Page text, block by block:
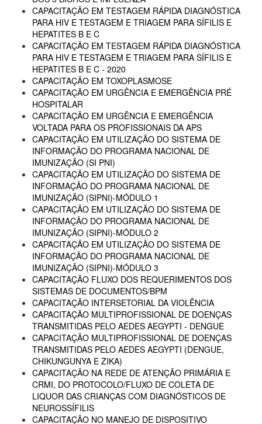
CAPACITAÇÃO EM TESTAGEM RÁPIDA DIAGNÓSTICA
PARA HIV E TESTAGEM E TRIAGEM PARA SÍFILIS E
HEPATITES B E C
CAPACITAÇÃO EM TESTAGEM RÁPIDA DIAGNÓSTICA
PARA HIV E TESTAGEM E TRIAGEM PARA SÍFILIS E
HEPATITES B E C - 2020
CAPACITAÇÃO EM TOXOPLASMOSE
CAPACITAÇÃO EM URGÊNCIA E EMERGÊNCIA PRÉ
HOSPITALAR
CAPACITAÇÃO EM URGÊNCIA E EMERGÊNCIA
VOLTADA PARA OS PROFISSIONAIS DA APS
CAPACITAÇÃO EM UTILIZAÇÃO DO SISTEMA DE
INFORMAÇÃO DO PROGRAMA NACIONAL DE
IMUNIZAÇÃO (SI PNI)
CAPACITAÇÃO EM UTILIZAÇÃO DO SISTEMA DE
INFORMAÇÃO DO PROGRAMA NACIONAL DE
IMUNIZAÇÃO (SIPNI)-MÓDULO 1
CAPACITAÇÃO EM UTILIZAÇÃO DO SISTEMA DE
INFORMAÇÃO DO PROGRAMA NACIONAL DE
IMUNIZAÇÃO (SIPNI)-MÓDULO 2
CAPACITAÇÃO EM UTILIZAÇÃO DO SISTEMA DE
INFORMAÇÃO DO PROGRAMA NACIONAL DE
IMUNIZAÇÃO (SIPNI)-MÓDULO 3
CAPACITAÇÃO FLUXO DOS REQUERIMENTOS DOS
SISTEMAS DE DOCUMENTOS/BPM
CAPACITAÇÃO INTERSETORIAL DA VIOLÊNCIA
CAPACITAÇÃO MULTIPROFISSIONAL DE DOENÇAS
TRANSMITIDAS PELO AEDES AEGYPTI - DENGUE
CAPACITAÇÃO MULTIPROFISSIONAL DE DOENÇAS
TRANSMITIDAS PELO AEDES AEGYPTI (DENGUE,
CHIKUNGUNYA E ZIKA)
CAPACITAÇÃO NA REDE DE ATENÇÃO PRIMÁRIA E
CRMI, DO PROTOCOLO/FLUXO DE COLETA DE
LIQUOR DAS CRIANÇAS COM DIAGNÓSTICOS DE
NEUROSSÍFILIS
CAPACITAÇÃO NO MANEJO DE DISPOSITIVO